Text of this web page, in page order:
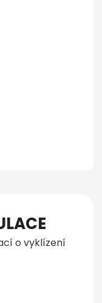
o vyklízení